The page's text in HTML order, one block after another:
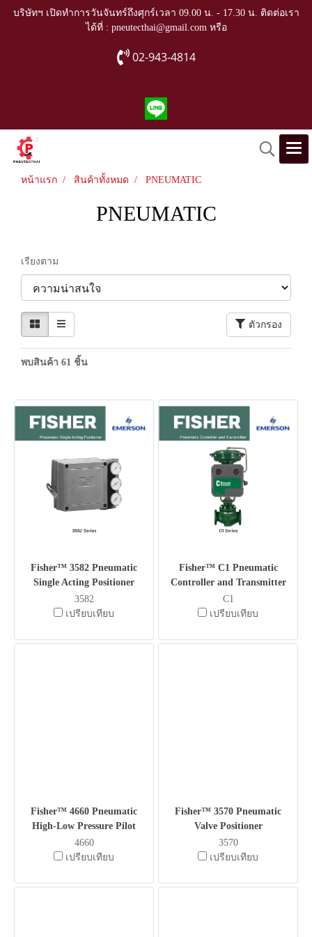
บริษัทฯ เปิดทำการวันจันทร์ถึงศุกร์เวลา 09.00 น. - 17.30 น. ติดต่อเรา
ได้ที่ : pneutecthai@gmail.com หรือ
02-943-4814
หน้าแรก สินค้าทั้งหมด PNEUMATIC
PNEUMATIC
เรียงตาม
ตัวกรอง
พบสินค้า 61 ชิ้น
Fisher™ 3582 Pneumatic
Single Acting Positioner
3582
เปรียบเทียบ
Fisher™ C1 Pneumatic
Controller and Transmitter
C1
เปรียบเทียบ
Fisher™ 4660 Pneumatic
High-Low Pressure Pilot
4660
เปรียบเทียบ
Fisher™ 3570 Pneumatic
Valve Positioner
3570
เปรียบเทียบ